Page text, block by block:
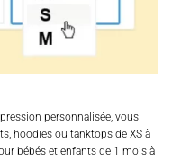
personnalisée, vous
hoodies ou tanktops de XS à
bébés et enfants de 1 mois à